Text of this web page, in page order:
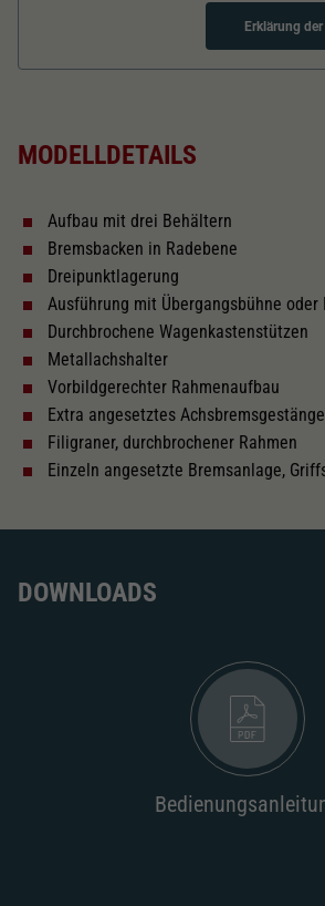
Erklärung
Kurzkupplungskinematik
2188
Tauschsatz für Wechselstrom
Schliessen
MODELLDETAILS
Aufbau mit drei Behältern
Bremsbacken in Radebene
Dreipunktlagerung
Ausführung mit Übergangsbühne oder
Durchbrochene Wagenkastenstützen
Metallachshalter
Vorbildgerechter Rahmenaufbau
Extra angesetztes
Filigraner, durchbrochener Rahmen
Einzeln angesetzte Bremsanlage,
DOWNLOADS
Einstellungen. Unter
generierte ID, für die
Ihrer vorgenommen